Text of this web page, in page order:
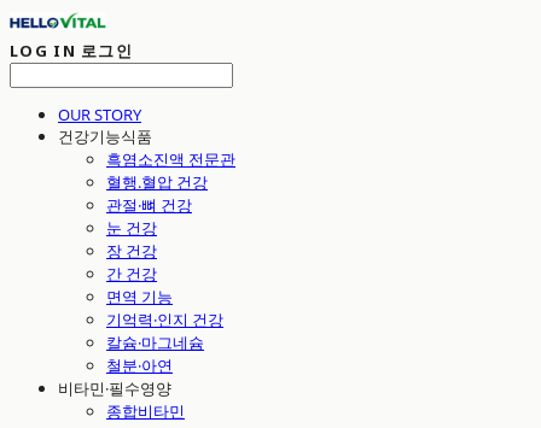
LOG IN 로그인
OUR STORY
건강기능식품
흑염소진액 전문관
혈행.혈압 건강
관절·뼈 건강
눈 건강
장 건강
간 건강
면역 기능
기억력·인지 건강
칼슘·마그네슘
철분·아연
비타민·필수영양
종합비타민